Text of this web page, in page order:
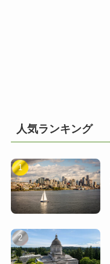
人気ランキング